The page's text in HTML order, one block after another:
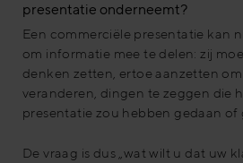
presentatie onderneemt?
Een commerciële presentatie kan
om informatie mee te delen: zij
denken zetten, ertoe aanzetten
veranderen, dingen te zeggen die
presentatie zou hebben gedaan of
De vraag is dus „wat wilt u dat uw